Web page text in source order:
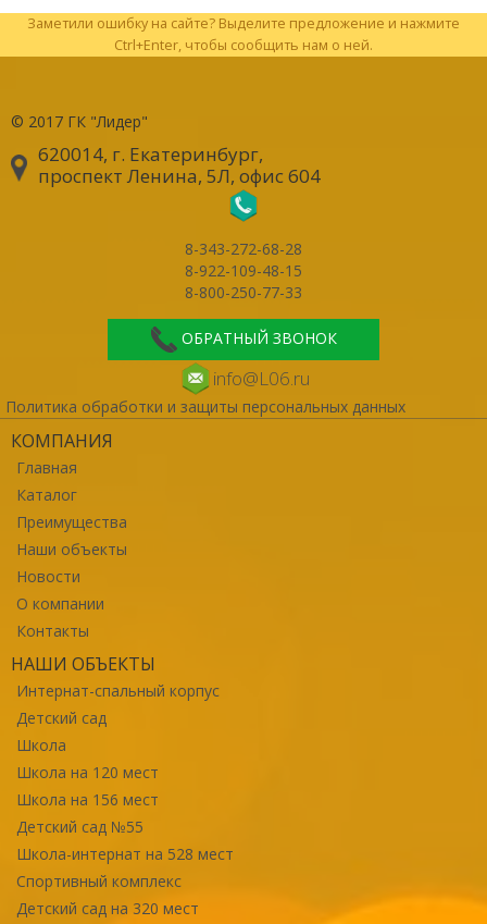
Заметили ошибку на сайте? Выделите предложение и нажмите
Ctrl+Enter, чтобы сообщить нам о ней.
© 2017 ГК "Лидер"
620014, г. Екатеринбург,
проспект Ленина, 5Л, офис 604
8-343-272-68-28
8-922-109-48-15
8-800-250-77-33
ОБРАТНЫЙ ЗВОНОК
info@L06.ru
Политика обработки и защиты персональных данных
КОМПАНИЯ
Главная
Каталог
Преимущества
Наши объекты
Новости
О компании
Контакты
НАШИ ОБЪЕКТЫ
Интернат-спальный корпус
Детский сад
Школа
Школа на 120 мест
Школа на 156 мест
Детский сад №55
Школа-интернат на 528 мест
Спортивный комплекс
Детский сад на 320 мест